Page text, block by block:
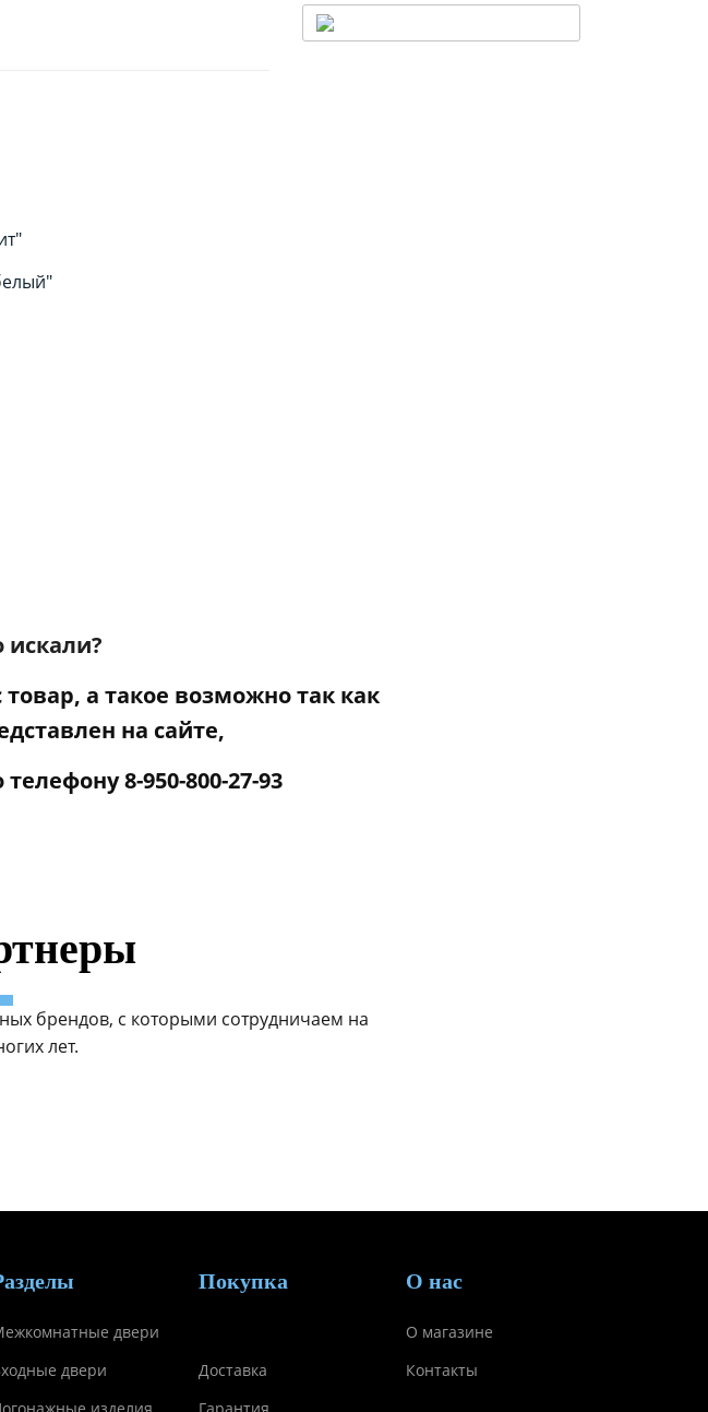
а такое возможно так как
на сайте,
телефону8-950-800-27-93
брендов, с которыми сотрудничаем на
лет.
двери
двери
Покупка
Доставка
О нас
О магазине
Контакты